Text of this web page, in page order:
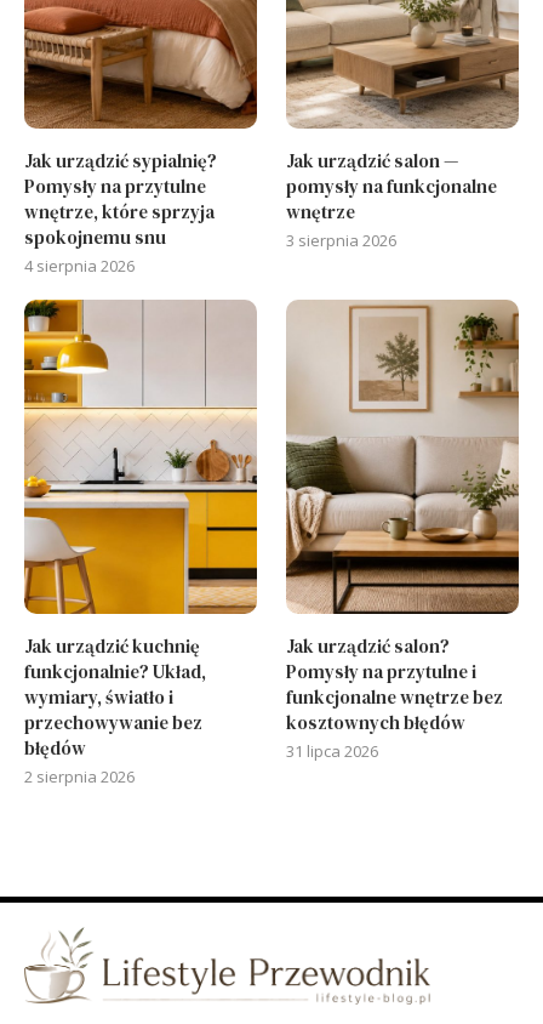
Jak urządzić sypialnię?
Pomysły na przytulne
wnętrze, które sprzyja
spokojnemu snu
4 sierpnia 2026
Jak urządzić salon —
pomysły na funkcjonalne
wnętrze
3 sierpnia 2026
Jak urządzić kuchnię
funkcjonalnie? Układ,
wymiary, światło i
przechowywanie bez
błędów
2 sierpnia 2026
Jak urządzić salon?
Pomysły na przytulne i
funkcjonalne wnętrze bez
kosztownych błędów
31 lipca 2026